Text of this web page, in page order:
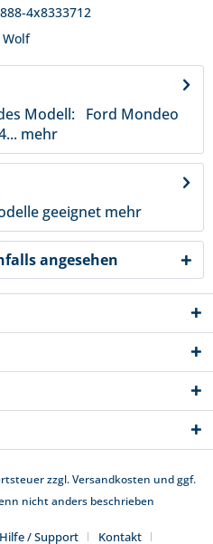
4x8333712
Wolf
Modell: Ford Mondeo
mehr
geeignet mehr
angesehen
zzgl.Versandkosten und ggf.
nicht anders beschrieben
Hilfe / Support Kontakt